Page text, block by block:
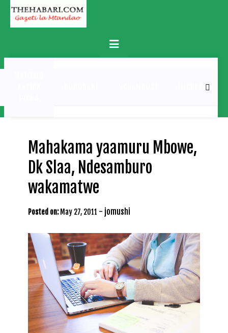
Skip
content
Primary
Menu
MICHEZO
Mahakama yaamuru Mbowe,
Dk Slaa, Ndesamburo
wakamatwe
Posted on: May 27, 2011 - jomushi